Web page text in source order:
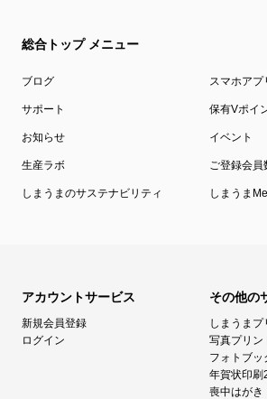
総合トップ メニュー
ブログ スマホアプ
サポート 保有Vポイ
お知らせ イベント
生産ラボ ご登録会員
しまうまのサステナビリティ しまうま
アカウントサービス
新規会員登録
ログイン
その他の
しまうまプ
写真プリン
フォトブッ
年賀状印刷
喪中はがき